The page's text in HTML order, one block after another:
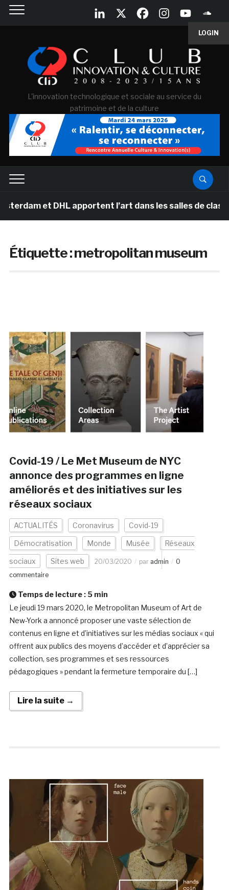
LOGIN
L'innovation technologique et sociale au service du
patrimoine et de la culture
et DHL apportent l’art dans les salles de classe des
Étiquette :metropolitan museum
Covid-19 / Le Met Museum de NYC
annonce des programmes en ligne
améliorés et des initiatives sur les
réseaux sociaux
ACTUALITÉS Coronavirus Covid-19
Démocratisation Monde Musée Réseaux
sociaux Sites web 20/03/2020 par admin
0
commentaire
Temps de lecture : 5 min
Le jeudi 19 mars 2020, le Metropolitan Museum of Art de
New-York a annoncé proposer une vaste sélection de
contenus en ligne et d’initiatives sur les médias sociaux « qui
offrent aux publics des moyens d’accéder et d’apprécier sa
collection, ses programmes et ses ressources
pédagogiques » pendant la fermeture temporaire du […]
Lire la suite →